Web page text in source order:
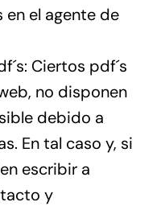
el agente de
Ciertos pdf´s
no disponen
debido a
En tal caso y, si
escribir a
y